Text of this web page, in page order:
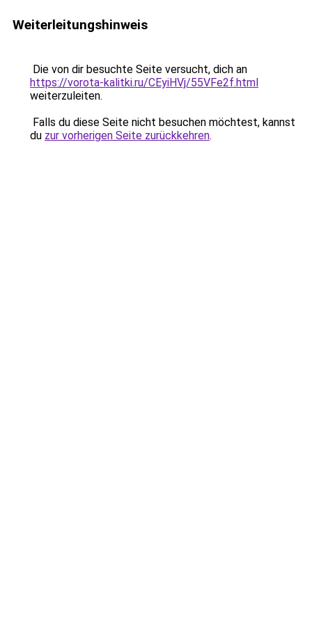
Weiterleitungshinweis
Die von dir besuchte Seite versucht, dich an
https://vorota-kalitki.ru/CEyiHVj/55VFe2f.html
weiterzuleiten.
Falls du diese Seite nicht besuchen möchtest, kannst
du zur vorherigen Seite zurückkehren.